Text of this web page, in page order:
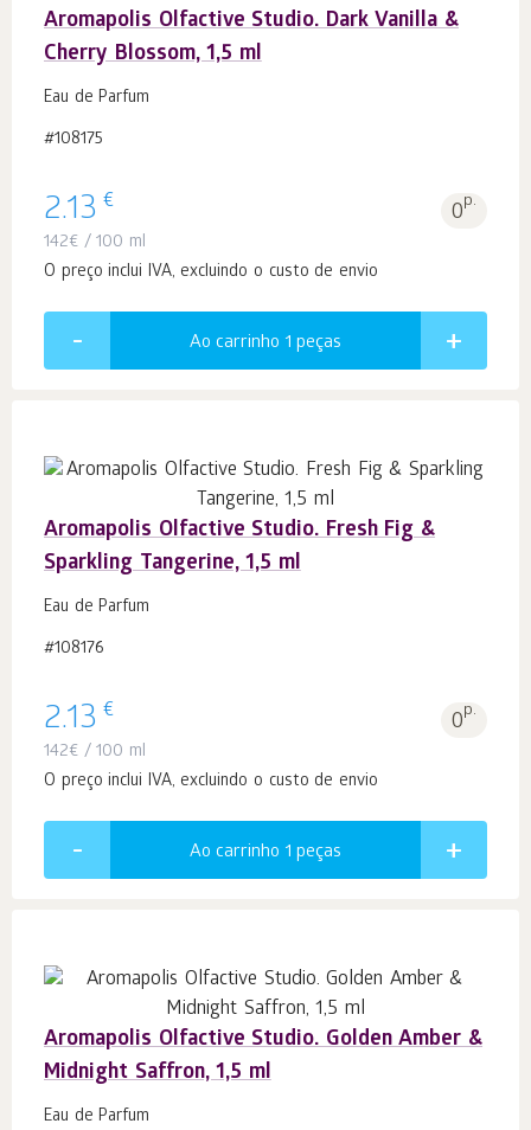
Aromapolis Olfactive Studio. Dark Vanilla &
Cherry Blossom, 1,5 ml
Eau de Parfum
#108175
2.13 € 0p.
142€ / 100 ml
O preço inclui IVA, excluindo o custo de envio
Ao carrinho 1 peças
Aromapolis Olfactive Studio. Fresh Fig &
Sparkling Tangerine, 1,5 ml
Eau de Parfum
#108176
2.13 € 0p.
142€ / 100 ml
O preço inclui IVA, excluindo o custo de envio
Ao carrinho 1 peças
Aromapolis Olfactive Studio. Golden Amber &
Midnight Saffron, 1,5 ml
Eau de Parfum